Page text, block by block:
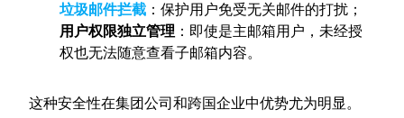
垃圾邮件拦截 ：保护用户免受无关邮件的打扰；
用户权限独立管理 ：即使是主邮箱用户，未经授
权也无法随意查看子邮箱内容。
这种安全性在集团公司和跨国企业中优势尤为明显。